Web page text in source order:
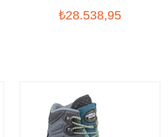
₺28.538,95